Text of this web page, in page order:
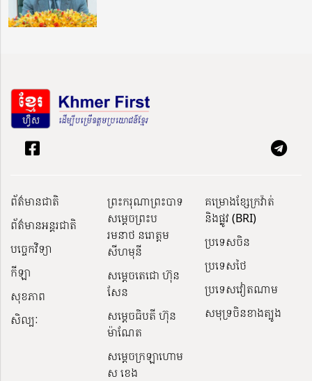
ព័ត៌មានជាតិ
ព័ត៌មានអន្តរជាតិ
បច្ចេកវិទ្យា
កីឡា
សុខភាព
សិល្បៈ
ព្រះករុណាព្រះបាទ
សម្តេចព្រះប
រមនាថ នរោត្តម
សីហមុនី
សម្តេចតេជោ ហ៊ុន
សែន
សម្ដេចធិបតី ហ៊ុន
ម៉ាណែត
សម្ដេចក្រឡាហោម
ស ខេង
គម្រោងខ្សែក្រវ៉ាត់
និងផ្លូវ (BRI)
ប្រទេសចិន
ប្រទេសថៃ
ប្រទេសវៀតណាម
សមុទ្រចិនខាងត្បូង